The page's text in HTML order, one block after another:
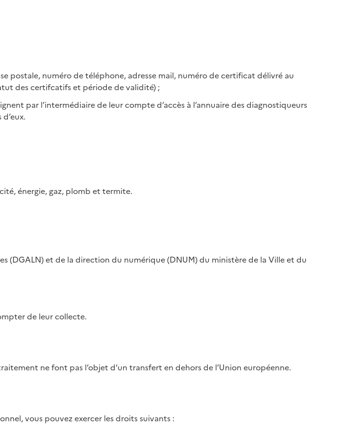
postale, numéro de téléphone, adresse mail, numéro de certificat délivré au
des certifcatifs et période de validité) ;
par l’intermédiaire de leur compte d’accès à l’annuaire des diagnostiqueurs
énergie, gaz, plomb et termite.
(DGALN) et de la direction du numérique (DNUM) du ministère de la Ville et du
de leur collecte.
ne font pas l’objet d’un transfert en dehors de l’Union européenne.
vous pouvez exercer les droits suivants :